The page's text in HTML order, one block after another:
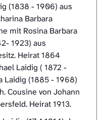
(1838 - 1906) aus
Barbara
mit Rosina Barbara
1923) aus
Heirat 1864
Laidig ( 1872 -
Laidig (1885 - 1968)
Cousine von Johann
Heirat 1913.